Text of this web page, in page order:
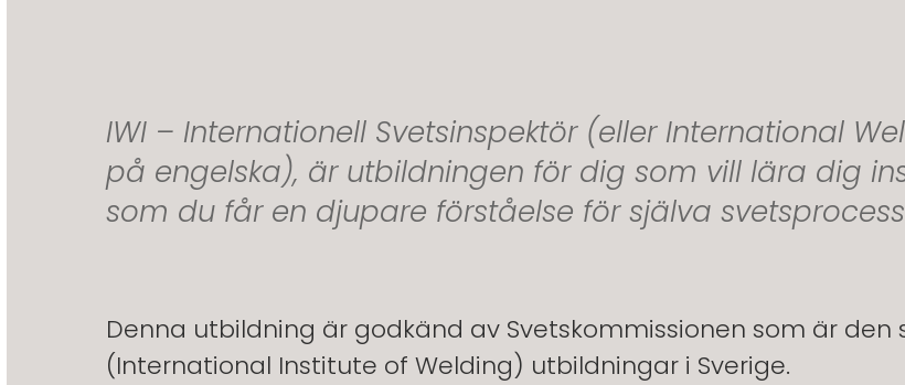
IWI – Internationell Svetsinspektör (eller International
på engelska), är utbildningen för dig som vill lära dig
som du får en djupare förståelse för själva
Denna utbildning är godkänd av Svetskommissionen som är den
(International Institute of Welding) utbildningar i Sverige.